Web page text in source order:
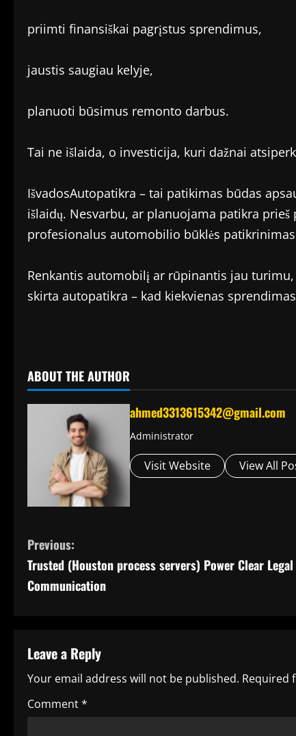
priimti finansiškai pagrįstus sprendimus,
jaustis saugiau kelyje,
planuoti būsimus remonto darbus.
Tai ne išlaida, o investicija, kuri dažnai
IšvadosAutopatikra – tai patikimas būdas
išlaidų. Nesvarbu, ar planuojama patikra
profesionalus automobilio būklės
Renkantis automobilį ar rūpinantis jau
skirta autopatikra – kad kiekvienas
ABOUT THE AUTHOR
ahmed3313615342@gmail.com
Administrator
Visit Website View All
C
o
i
n
u
Previous:
Trusted (Houston process servers) Power Clear Legal
Communication
Leave a Reply
Your email address will not be published. Required
Comment*